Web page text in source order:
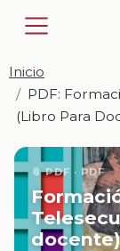
Inicio
PDF:
(Libro Para
📎 PDF · PDF